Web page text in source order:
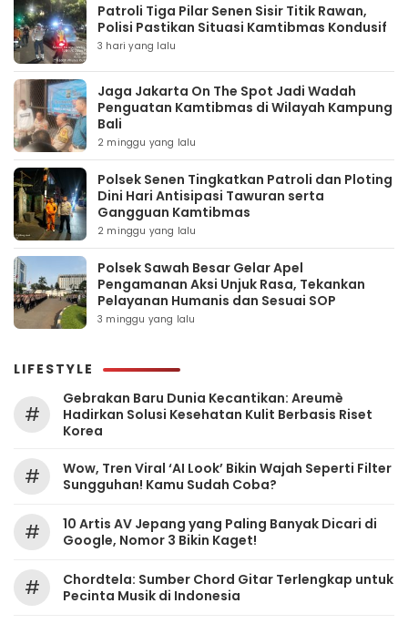
Patroli Tiga Pilar Senen Sisir Titik Rawan,
Polisi Pastikan Situasi Kamtibmas Kondusif
3 hari yang lalu
Jaga Jakarta On The Spot Jadi Wadah
Penguatan Kamtibmas di Wilayah Kampung
Bali
2 minggu yang lalu
Polsek Senen Tingkatkan Patroli dan Ploting
Dini Hari Antisipasi Tawuran serta
Gangguan Kamtibmas
2 minggu yang lalu
Polsek Sawah Besar Gelar Apel
Pengamanan Aksi Unjuk Rasa, Tekankan
Pelayanan Humanis dan Sesuai SOP
3 minggu yang lalu
LIFESTYLE
#
Gebrakan Baru Dunia Kecantikan: Areumè
Hadirkan Solusi Kesehatan Kulit Berbasis Riset
Korea
#
Wow, Tren Viral ‘AI Look’ Bikin Wajah Seperti Filter
Sungguhan! Kamu Sudah Coba?
#
10 Artis AV Jepang yang Paling Banyak Dicari di
Google, Nomor 3 Bikin Kaget!
#
Chordtela: Sumber Chord Gitar Terlengkap untuk
Pecinta Musik di Indonesia